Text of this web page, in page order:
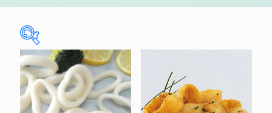
Sin categorizar(0)
CELIACOS
(3)
HOGAR(185)